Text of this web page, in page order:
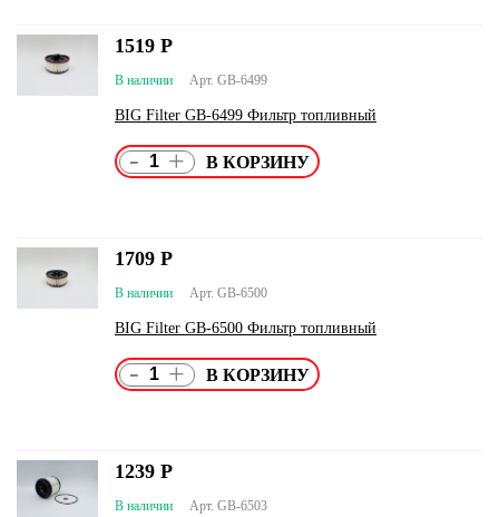
Арт. GB-6499
В наличии
BIG Filter GB-6499 Фильтр топливный
1519 Р
- +
Арт. GB-6500
В наличии
BIG Filter GB-6500 Фильтр топливный
1709 Р
- +
Арт. GB-6503
В наличии
1239 Р